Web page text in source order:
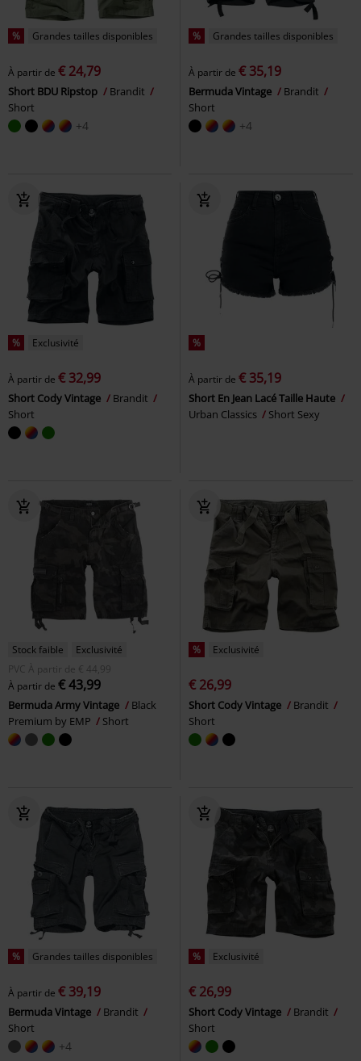
% Grandes tailles disponibles
À partir de € 24,79
Short BDU Ripstop
Brandit
Short
+4
% Grandes tailles disponibles
À partir de € 35,19
Bermuda Vintage
Brandit
Short
+4
% Exclusivité
À partir de € 32,99
Short Cody Vintage
Brandit
Short
%
À partir de € 35,19
Short En Jean Lacé Taille Haute
Urban Classics
Short Sexy
Stock faible
Exclusivité
PVC
À partir de € 44,99
À partir de € 43,99
Bermuda Army Vintage
Black
Premium by EMP
Short
% Exclusivité
€ 26,99
Short Cody Vintage
Brandit
Short
% Grandes tailles disponibles
À partir de € 39,19
Bermuda Vintage
Brandit
Short
+4
% Exclusivité
€ 26,99
Short Cody Vintage
Brandit
Short